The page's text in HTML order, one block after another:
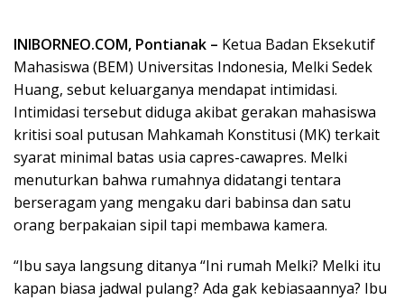
INIBORNEO.COM, Pontianak – Ketua Badan Eksekutif
Mahasiswa (BEM) Universitas Indonesia, Melki Sedek
Huang, sebut keluarganya mendapat intimidasi.
Intimidasi tersebut diduga akibat gerakan mahasiswa
kritisi soal putusan Mahkamah Konstitusi (MK) terkait
syarat minimal batas usia capres-cawapres. Melki
menuturkan bahwa rumahnya didatangi tentara
berseragam yang mengaku dari babinsa dan satu
orang berpakaian sipil tapi membawa kamera.
“Ibu saya langsung ditanya “Ini rumah Melki? Melki itu
kapan biasa jadwal pulang? Ada gak kebiasaannya? Ibu